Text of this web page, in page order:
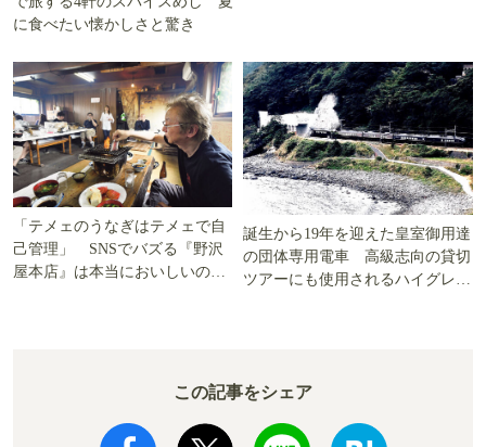
に食べたい懐かしさと驚き
「テメェのうなぎはテメェで自
己管理」 SNSでバズる『野沢
屋本店』は本当においしいの
誕生から19年を迎えた皇室御用達
の団体専用電車 高級志向の貸切
ツアーにも使用されるハイグレー
この記事をシェア